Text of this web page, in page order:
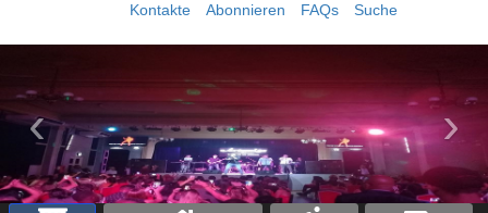
Kontakte Abonnieren FAQs Suche
‹ ›